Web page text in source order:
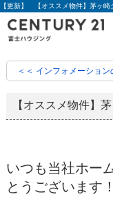
＜＜ インフォメーショ
【オススメ物件】
いつも当社ホー
とうございます！